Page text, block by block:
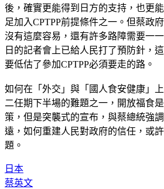
後，確實更能得到日方的支持，也更
足加入CPTPP前提條件之一。但蔡政
沒有這麼容易，還有許多路障需要一
日的記者會上已給人民打了預防針，
要低估了參加CPTPP必須要走的路。
如何在「外交」與「國人食安健康」
二任期下半場的難題之一，開放福食
策，但是突襲式的宣布，與蔡總統強
遠，如何重建人民對政府的信任，或
題。
日本
蔡英文